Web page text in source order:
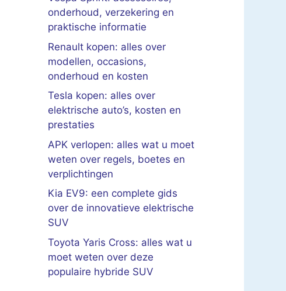
onderhoud, verzekering en
praktische informatie
Renault kopen: alles over
modellen, occasions,
onderhoud en kosten
Tesla kopen: alles over
elektrische auto’s, kosten en
prestaties
APK verlopen: alles wat u moet
weten over regels, boetes en
verplichtingen
Kia EV9: een complete gids
over de innovatieve elektrische
SUV
Toyota Yaris Cross: alles wat u
moet weten over deze
populaire hybride SUV